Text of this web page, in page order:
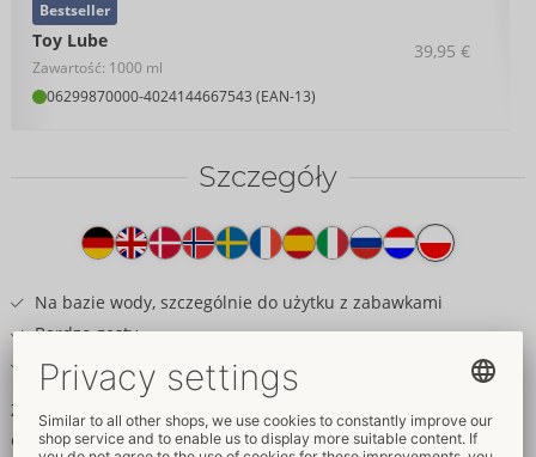
Toy Lube
Zawartość: 1000 ml
06299870000-4024144667543 (EAN-13)
Bestseller
39,95 €
Szczegóły
produkcie
Na bazie wody, szczególnie do użytku z zabawkami
Bardzo gęsty
Bezpieczny dla prezerwatyw lateksowych
Zapewnia odpowiednią ilość nawilżenia - z zabawkami
erotycznymi lub bez nich!